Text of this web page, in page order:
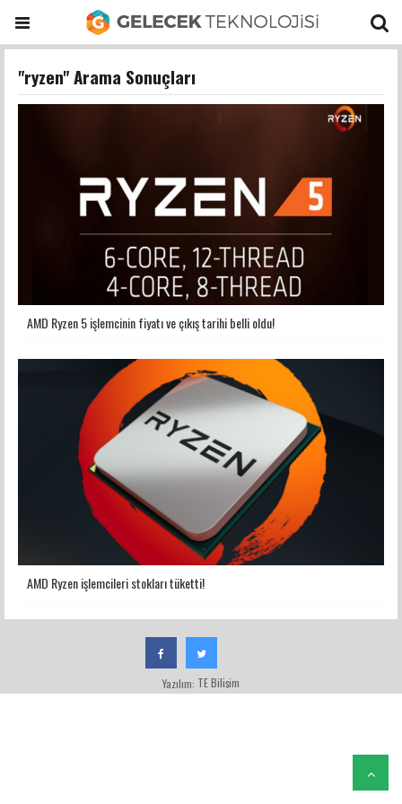
"ryzen" Arama Sonuçları
AMD Ryzen 5 işlemcinin fiyatı ve çıkış tarihi belli oldu!
AMD Ryzen işlemcileri stokları tüketti!
Yazılım: TE Bilişim